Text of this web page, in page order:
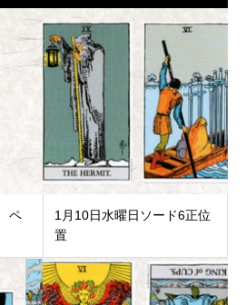
ペ
1月10日水曜日ソード6正位
置